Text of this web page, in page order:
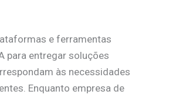
e ferramentas
para entregar soluções
às necessidades
Enquanto empresa de